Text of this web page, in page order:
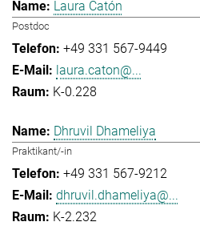
Laura Catón
Postdoc
+49 331 567-9449
laura.caton@...
K-0.228
Dhruvil Dhameliya
Praktikant/-in
+49 331 567-9212
dhruvil.dhameliya@...
K-2.232